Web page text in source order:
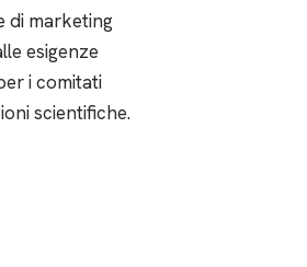
di marketing
esigenze
i comitati
scientifiche.